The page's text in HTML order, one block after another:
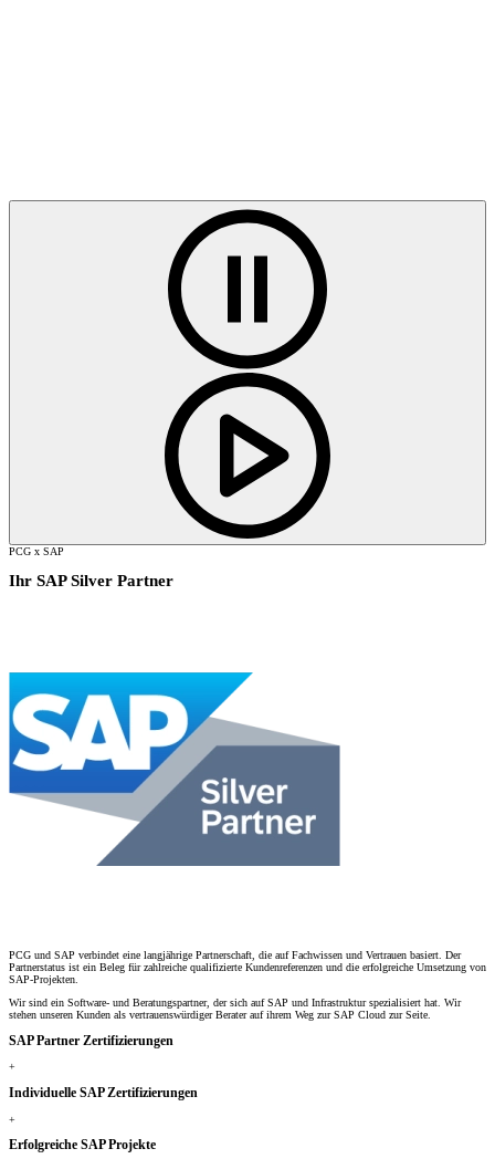
PCG x SAP
Ihr SAP Silver Partner
PCG und SAP verbindet eine langjährige Partnerschaft, die auf Fachwissen und Vertrauen basiert. Der
Partnerstatus ist ein Beleg für zahlreiche qualifizierte Kundenreferenzen und die erfolgreiche Umsetzung von
SAP-Projekten.
Wir sind ein Software- und Beratungspartner, der sich auf SAP und Infrastruktur spezialisiert hat. Wir
stehen unseren Kunden als vertrauenswürdiger Berater auf ihrem Weg zur SAP Cloud zur Seite.
SAP Partner Zertifizierungen
+
Individuelle SAP Zertifizierungen
+
Erfolgreiche SAP Projekte